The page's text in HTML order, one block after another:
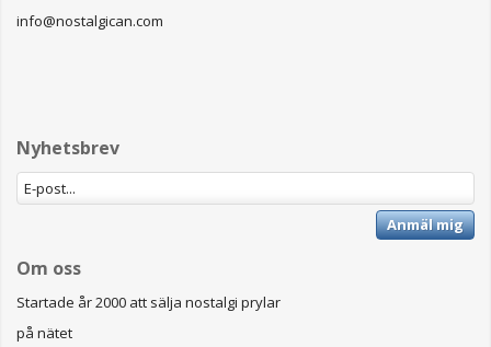
info@nostalgican.com
Nyhetsbrev
Anmäl mig
Om oss
Startade år 2000 att sälja nostalgi prylar
på nätet